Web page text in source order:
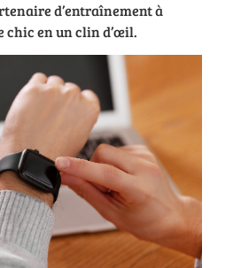
d’entraînement à
chic en un clin d’œil.